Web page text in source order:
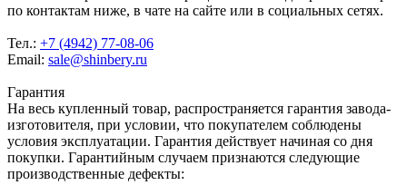
по контактам ниже, в чате на сайте или в социальных сетях.
Тел.: +7 (4942) 77-08-06
Email: sale@shinbery.ru
Гарантия
На весь купленный товар, распространяется гарантия завода-
изготовителя, при условии, что покупателем соблюдены
условия эксплуатации. Гарантия действует начиная со дня
покупки. Гарантийным случаем признаются следующие
производственные дефекты: